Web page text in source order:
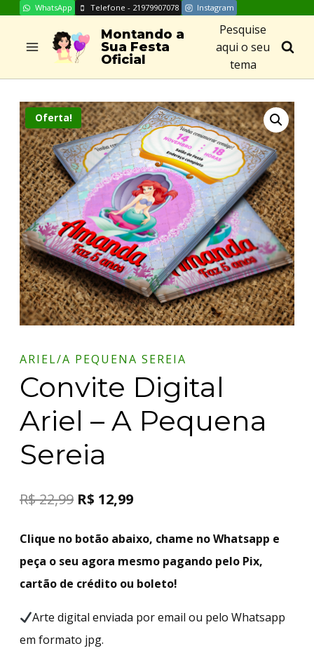
Skip
content
WhatsApp Telefone - 21979907078 Instagram
Montando a
Sua Festa
Oficial
Pesquise
aqui o seu
tema
Oferta!
ARIEL/A PEQUENA SEREIA
Convite Digital
Ariel – A Pequena
Sereia
R$22,99 R$ 12,99
Clique no botão abaixo, chame no Whatsapp e
peça o seu agora mesmo pagando pelo Pix,
cartão de crédito ou boleto!
Arte digital enviada por email ou pelo Whatsapp
em formato jpg.